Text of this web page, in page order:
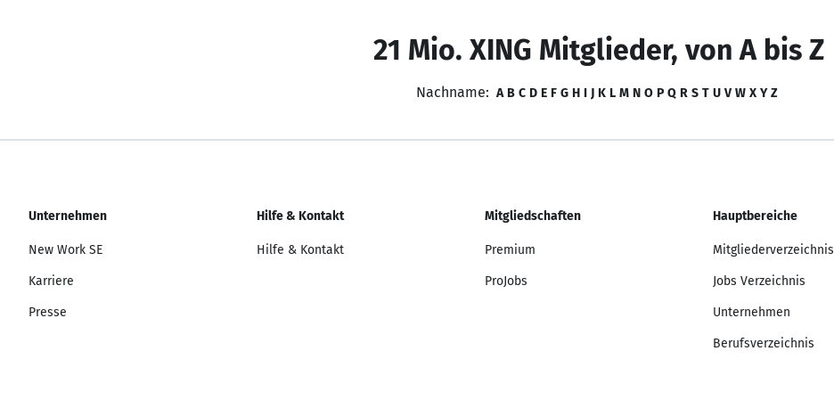
21 Mio. XING Mitglieder, von A bis Z
Nachname: A B C D E F G H I J K L M N O P Q R S T U V W X Y Z
Unternehmen
New Work SE
Karriere
Presse
Hilfe & Kontakt
Hilfe & Kontakt
Mitgliedschaften
Premium
ProJobs
Hauptbereiche
Mitgliederverzeichnis
Jobs Verzeichnis
Unternehmen
Berufsverzeichnis